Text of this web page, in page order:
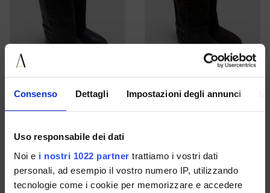
Consenso Dettagli Impostazioni degli annunci
Uso responsabile dei dati
Noi e i nostri 1022 partner trattiamo i vostri dati
personali, ad esempio il vostro numero IP, utilizzando
tecnologie come i cookie per memorizzare e accedere
35 36 37 38 39 40 41 42
€ 179.00 € 179.00